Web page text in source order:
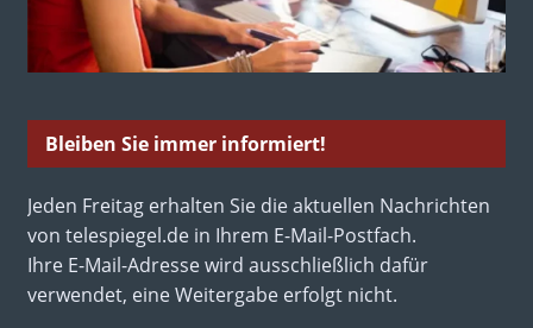
Bleiben Sie immer informiert!
Jeden Freitag erhalten Sie die aktuellen Nachrichten
von telespiegel.de in Ihrem E-Mail-Postfach.
Ihre E-Mail-Adresse wird ausschließlich dafür
verwendet, eine Weitergabe erfolgt nicht.